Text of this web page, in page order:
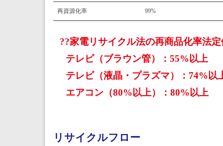
再資源化率 99%
家電リサイクル法の再商品化率法定
テレビ（ブラウン管）：55%以上
テレビ（液晶・プラズマ）：74%以
エアコン（80%以上）：80%以上
リサイクルフロー